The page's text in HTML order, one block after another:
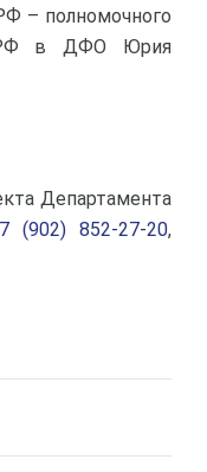
– полномочного
РФ в ДФО Юрия
Департамента
(902) 852-27-20,